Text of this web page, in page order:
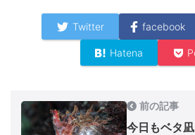
Twitter facebook
Hatena
前の記事
今日もベタ